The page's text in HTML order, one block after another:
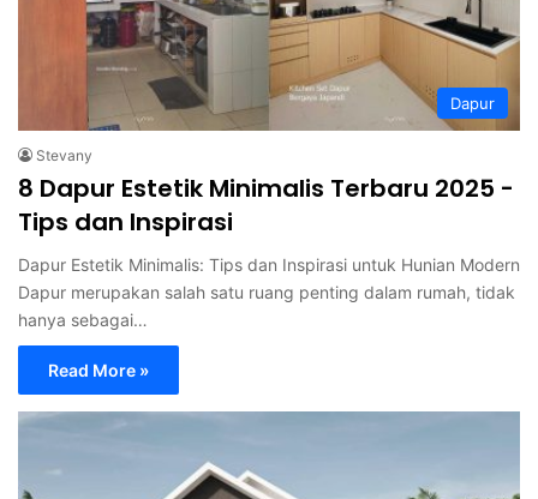
Dapur
Stevany
8 Dapur Estetik Minimalis Terbaru 2025 -
Tips dan Inspirasi
Dapur Estetik Minimalis: Tips dan Inspirasi untuk Hunian Modern
Dapur merupakan salah satu ruang penting dalam rumah, tidak
hanya sebagai…
Read More »